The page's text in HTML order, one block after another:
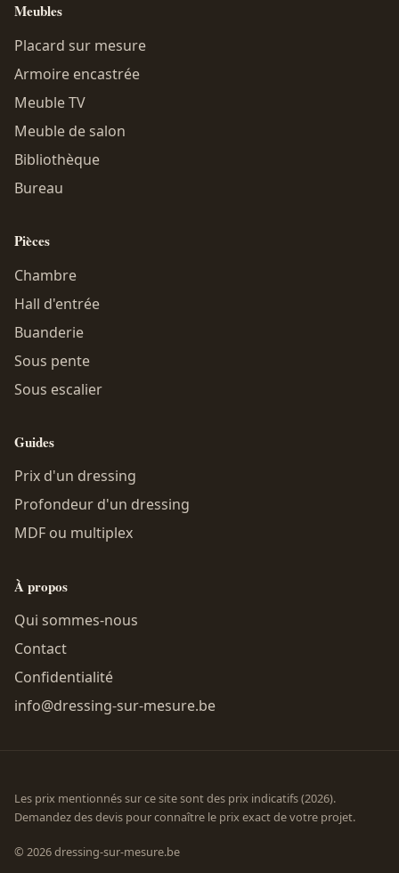
Meubles
Placard sur mesure
Armoire encastrée
Meuble TV
Meuble de salon
Bibliothèque
Bureau
Pièces
Chambre
Hall d'entrée
Buanderie
Sous pente
Sous escalier
Guides
Prix d'un dressing
Profondeur d'un dressing
MDF ou multiplex
À propos
Qui sommes-nous
Contact
Confidentialité
info@dressing-sur-mesure.be
Les prix mentionnés sur ce site sont des prix indicatifs (2026).
Demandez des devis pour connaître le prix exact de votre projet.
© 2026 dressing-sur-mesure.be